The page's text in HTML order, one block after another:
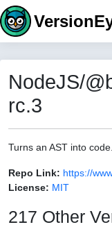
NodeJS/
rc.3
Turns an AST into code.
Repo Link: https://
License: MIT
217 Other